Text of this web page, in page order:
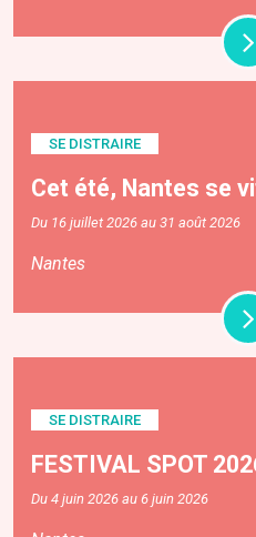
SE DISTRAIRE
Cet été, Nantes se
Du 16 juillet 2026 au 31 août 2026
Nantes
SE DISTRAIRE
FESTIVAL SPOT
Du 4 juin 2026 au 6 juin 2026